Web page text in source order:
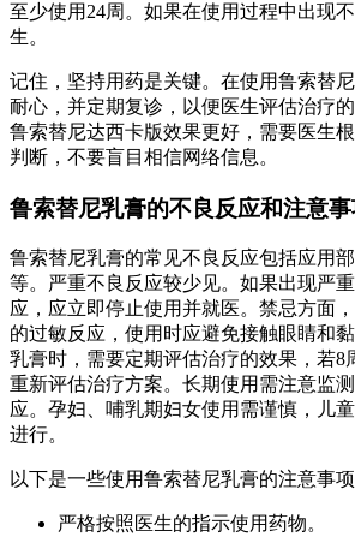
至少使用24周。如果在使用过程中出现
生。
记住，坚持用药是关键。在使用鲁索替
耐心，并定期复诊，以便医生评估治疗的
鲁索替尼达西卡版效果更好，需要医生
判断，不要盲目相信网络信息。
鲁索替尼乳膏的不良反应和注意
鲁索替尼乳膏的常见不良反应包括应用
等。严重不良反应较少见。如果出现严
应，应立即停止使用并就医。禁忌方面
的过敏反应，使用时应避免接触眼睛和
乳膏时，需要定期评估治疗的效果，若8
重新评估治疗方案。长期使用需注意监
应。孕妇、哺乳期妇女使用需谨慎，儿
进行。
以下是一些使用鲁索替尼乳膏的注意事项
严格按照医生的指示使用药物。